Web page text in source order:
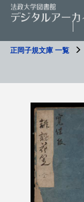
正岡子規文庫 一覧